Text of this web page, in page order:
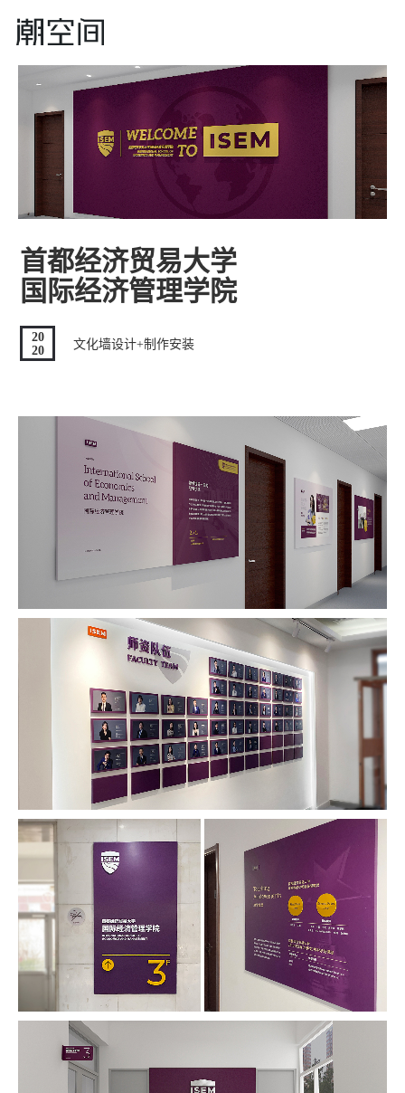
首都经济贸易大学
国际经济管理学院
20
20
文化墙设计+制作安装